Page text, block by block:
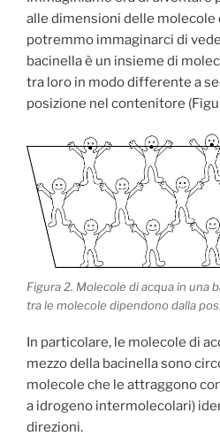
alle dimensioni delle molecole
potremmo immaginarci di
bacinella è un insieme di
tra loro in modo differente a
posizione nel contenitore
Figura 2. Molecole di acqua in una
tra le molecole dipendono dalla
In particolare, le molecole di
mezzo della bacinella sono
molecole che le attraggono
a idrogeno intermolecolari)
direzioni.